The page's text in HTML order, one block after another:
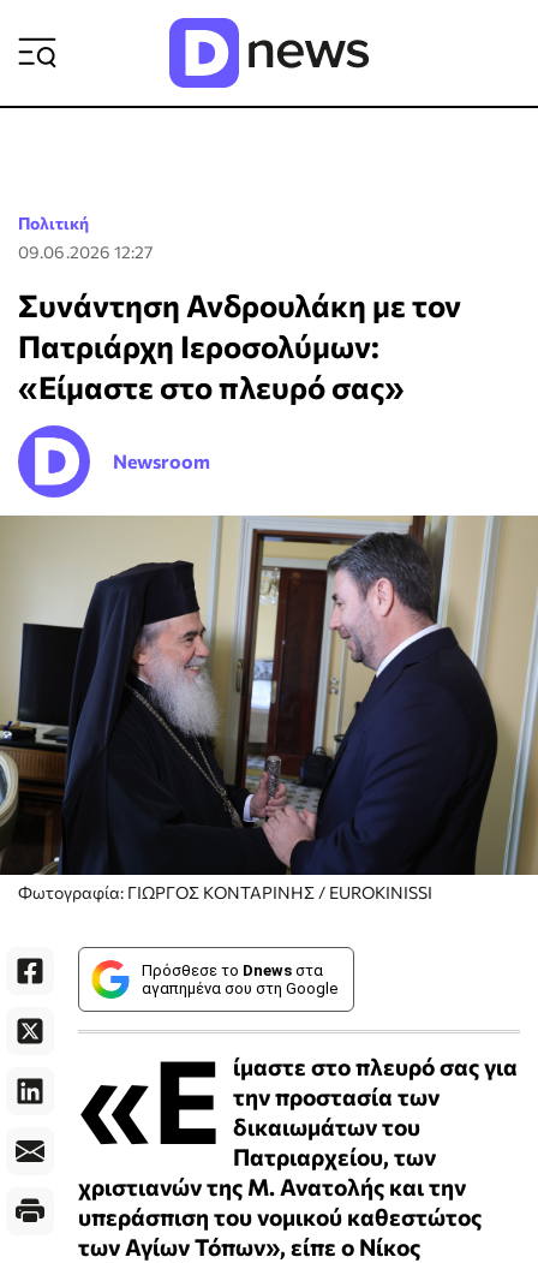
Πολιτική
09.06.2026 12:27
Συνάντηση Ανδρουλάκη με τον
Πατριάρχη Ιεροσολύμων:
«Είμαστε στο πλευρό σας»
Newsroom
Φωτογραφία: ΓΙΩΡΓΟΣ ΚΟΝΤΑΡΙΝΗΣ / EUROKINISSI
Πρόσθεσε το Dnews στα
αγαπημένα σου στη Google
«Ε
ίμαστε στο πλευρό σας για
την προστασία των
δικαιωμάτων του
Πατριαρχείου, των
χριστιανών της Μ. Ανατολής και την
υπεράσπιση του νομικού καθεστώτος
των Αγίων Τόπων», είπε ο Νίκος